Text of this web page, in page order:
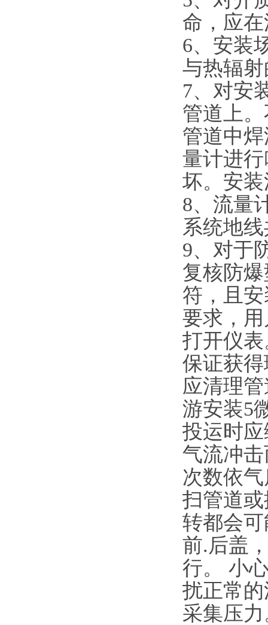
命，应
6、安装
与热辐
7、对安
管道上
管道中
量计进
坏。安
8、流量
系统地
9、对于
复核防
符，且
要求，
打开仪
保证获
应清理
游安装5
投运时
气流冲
次数依
扫管道
转都会
前.后盖
行。 小
扰正常
采集压